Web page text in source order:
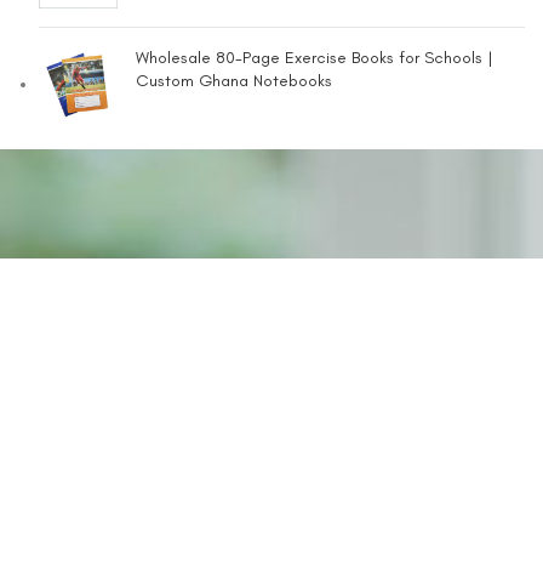
Wholesale 80-Page Exercise Books for Schools |
Custom Ghana Notebooks